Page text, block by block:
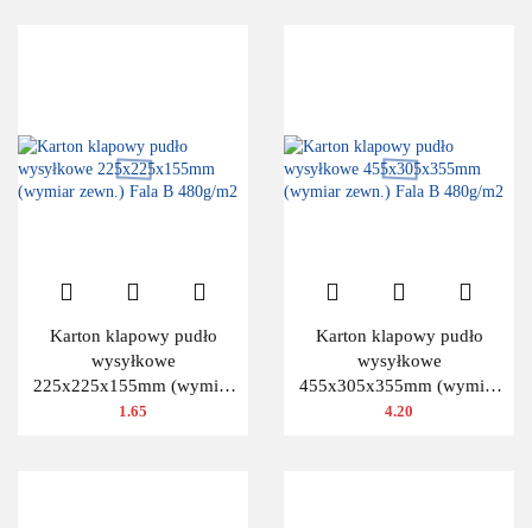
Karton klapowy pudło
wysyłkowe
225x225x155mm (wymiar
zewn.) Fala B 480g/m2
1.65
Karton klapowy pudło
wysyłkowe
455x305x355mm (wymiar
zewn.) Fala B 480g/m2
4.20